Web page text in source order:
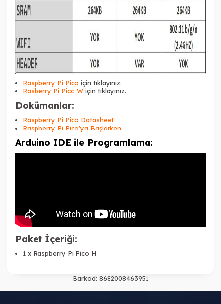
Raspberry Pi Pico için tıklayınız.
Rasberry Pi Pico W için tıklayınız.
Dokümanlar:
Raspberry Pi Pico Datasheet
Raspberry Pi Pico'ya Başlarken
Arduino IDE ile Programlama:
Paket İçeriği:
1 x Raspberry Pi Pico H
Barkod: 8682008463951